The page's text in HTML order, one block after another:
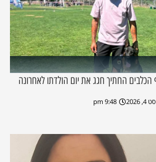
הכלבים החתיך חגג את יום הולדתו לאחרונה
2026
9:48 pm